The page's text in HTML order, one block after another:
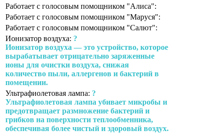
Работает с голосовым помощником "Алиса":
Работает с голосовым помощником "Маруся":
Работает с голосовым помощником "Салют":
Ионизатор воздуха: ?
Ионизатор воздуха — это устройство, которое
вырабатывает отрицательно заряженные
ионы для очистки воздуха, снижая
количество пыли, аллергенов и бактерий в
помещении.
Ультрафиолетовая лампа: ?
Ультрафиолетовая лампа убивает микробы и
предотвращает размножение бактерий и
грибков на поверхности теплообменника,
обеспечивая более чистый и здоровый воздух.